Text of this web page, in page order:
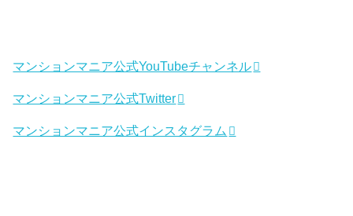
マンションマニア公式YouTubeチャンネル
マンションマニア公式Twitter
マンションマニア公式インスタグラム